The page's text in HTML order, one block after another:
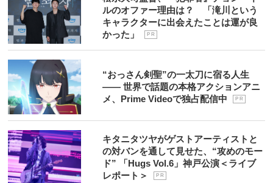
ルのオファー理由は？ 「滝川という
キャラクターに出会えたことは運が良
かった」
P R
“おっさん剣聖”の一太刀に宿る人生
―― 世界で話題の本格アクションアニ
メ、Prime Videoで独占配信中
P R
キタニタツヤがゲストアーティストと
の対バンを通して見せた、“攻めのモー
ド” 「Hugs Vol.6」神戸公演＜ライブ
レポート＞
P R